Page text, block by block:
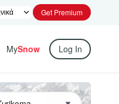
Get Premium
MySnow Log In